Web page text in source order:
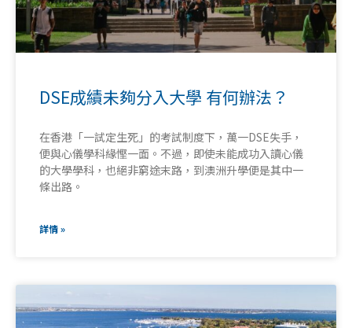
DSE成績未夠分入大學 有何辦法？
在香港「一試定生死」的考試制度下，萬一DSE失手，
便與心儀學科緣慳一面。不過，即使未能成功入讀心儀
的大學學科，也絕非窮途末路，到澳洲升學便是其中一
條出路。
詳情 »